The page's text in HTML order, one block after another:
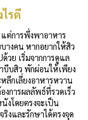
รดี
แต่การพึ่งพาอาหาร
างคน หากอยากให้สิว
วย เริ่มจากการดูแล
บีบสิว พักผ่อนให้เพียง
ลีกเลี่ยงอาหารหวาน
การผลลัพธ์ที่รวดเร็ว
โดยตรงจะเป็น
งและรักษาได้ตรงจุด